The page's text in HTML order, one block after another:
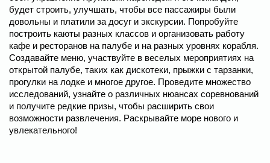
будет строить, улучшать, чтобы все пассажиры были
довольны и платили за досуг и экскурсии. Попробуйте
построить каюты разных классов и организовать работу
кафе и ресторанов на палубе и на разных уровнях корабля.
Создавайте меню, участвуйте в веселых мероприятиях на
открытой палубе, таких как дискотеки, прыжки с тарзанки,
прогулки на лодке и многое другое. Проведите множество
исследований, узнайте о различных нюансах соревнований
и получите редкие призы, чтобы расширить свои
возможности развлечения. Раскрывайте море нового и
увлекательного!